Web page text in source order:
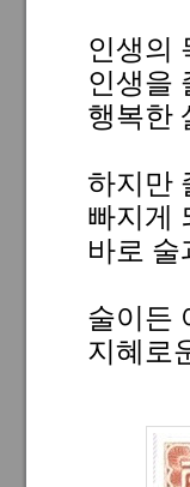
인생의
인생을
행복한
하지만
빠지게
바로 술
술이든
지혜로